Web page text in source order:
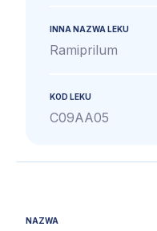
INNA NAZWA LEKU
Ramiprilum
KOD LEKU
C09AA05
NAZWA